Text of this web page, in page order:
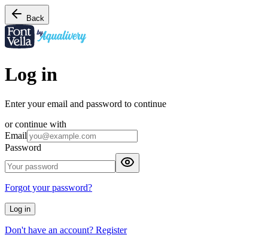
Back
Log in
Enter your email and password to continue
or continue with
Email
Password
Forgot your password?
Log in
Don't have an account? Register